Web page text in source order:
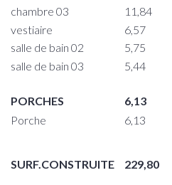
chambre 03 11,84
vestiaire 6,57
salle de bain 02
5,75
salle de bain 03 5,44
PORCHES 6,13
Porche 6,13
SURF.CONSTRUITE 229,80